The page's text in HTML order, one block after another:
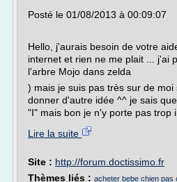
Posté le 01/08/2013 à 00:09:07
Hello, j'aurais besoin de votre
internet et rien ne me plait ... j'ai
l'arbre Mojo dans zelda
) mais je suis pas très sur de moi
donner d'autre idée ^^ je sais
"I" mais bon je n'y porte pas trop
Lire la suite
Site : http://forum.doctissimo.fr
Thèmes liés : acheter bebe chien pas